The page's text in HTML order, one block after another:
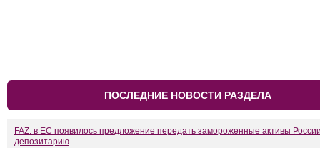
ПОСЛЕДНИЕ НОВОСТИ РАЗДЕЛА
FAZ: в ЕС появилось предложение передать замороженные активы
депозитарию